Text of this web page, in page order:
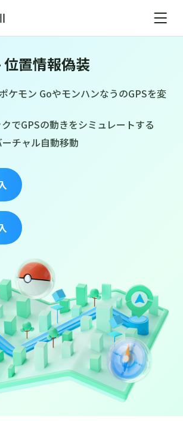
置情報偽装
ケモン GoやモンハンなうのGPSを変
でGPSの動きをシミュレートする
チャル自動移動